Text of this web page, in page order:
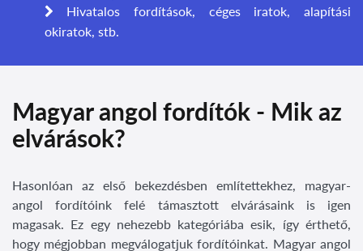
Hivatalos fordítások, céges iratok, alapítási
okiratok, stb.
Magyar angol fordítók - Mik az
elvárások?
Hasonlóan az első bekezdésben említettekhez, magyar-
angol fordítóink felé támasztott elvárásaink is igen
magasak. Ez egy nehezebb kategóriába esik, így érthető,
hogy mégjobban megválogatjuk fordítóinkat. Magyar angol